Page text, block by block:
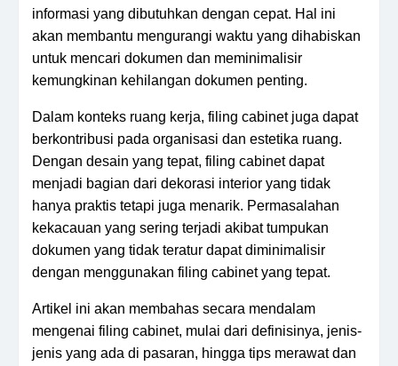
informasi yang dibutuhkan dengan cepat. Hal ini
akan membantu mengurangi waktu yang dihabiskan
untuk mencari dokumen dan meminimalisir
kemungkinan kehilangan dokumen penting.
Dalam konteks ruang kerja, filing cabinet juga dapat
berkontribusi pada organisasi dan estetika ruang.
Dengan desain yang tepat, filing cabinet dapat
menjadi bagian dari dekorasi interior yang tidak
hanya praktis tetapi juga menarik. Permasalahan
kekacauan yang sering terjadi akibat tumpukan
dokumen yang tidak teratur dapat diminimalisir
dengan menggunakan filing cabinet yang tepat.
Artikel ini akan membahas secara mendalam
mengenai filing cabinet, mulai dari definisinya, jenis-
jenis yang ada di pasaran, hingga tips merawat dan